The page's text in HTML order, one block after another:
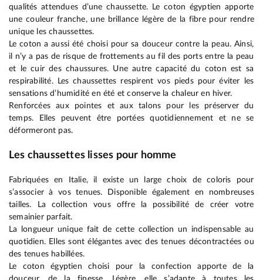
qualités attendues d’une chaussette. Le coton égyptien apporte
une couleur franche, une brillance légère de la fibre pour rendre
unique les chaussettes.
Le coton a aussi été choisi pour sa douceur contre la peau. Ainsi,
il n’y a pas de risque de frottements au fil des ports entre la peau
et le cuir des chaussures. Une autre capacité du coton est sa
respirabilité. Les chaussettes respirent vos pieds pour éviter les
sensations d’humidité en été et conserve la chaleur en hiver.
Renforcées aux pointes et aux talons pour les préserver du
temps. Elles peuvent être portées quotidiennement et ne se
déformeront pas.
Les chaussettes lisses pour homme
Fabriquées en Italie, il existe un large choix de coloris pour
s’associer à vos tenues. Disponible également en nombreuses
tailles. La collection vous offre la possibilité de créer votre
semainier parfait.
La longueur unique fait de cette collection un indispensable au
quotidien. Elles sont élégantes avec des tenues décontractées ou
des tenues habillées.
Le coton égyptien choisi pour la confection apporte de la